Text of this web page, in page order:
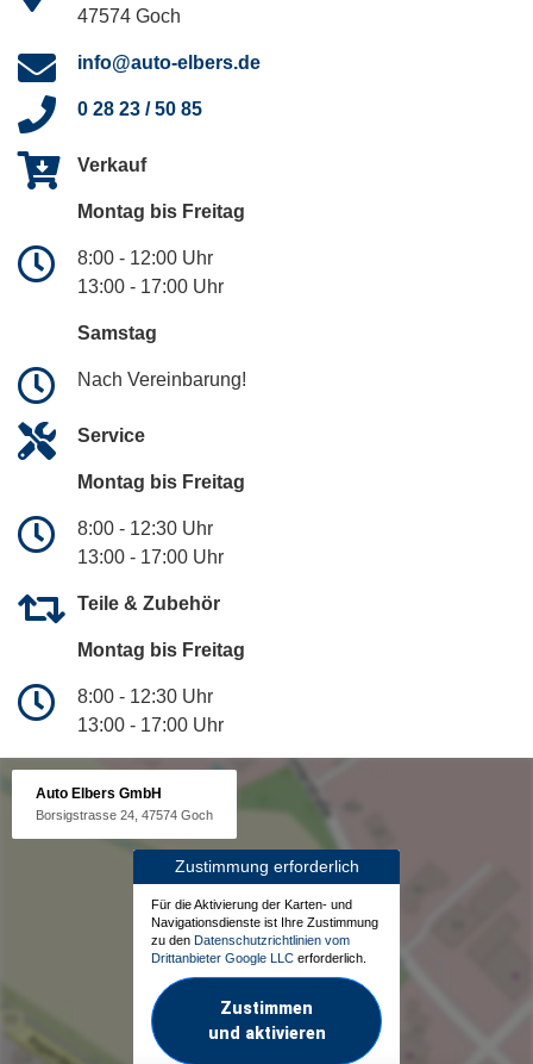
47574 Goch
info@auto-elbers.de
0 28 23 / 50 85
Verkauf
Montag bis Freitag
8:00 - 12:00 Uhr
13:00 - 17:00 Uhr
Samstag
Nach Vereinbarung!
Service
Montag bis Freitag
8:00 - 12:30 Uhr
13:00 - 17:00 Uhr
Teile & Zubehör
Montag bis Freitag
8:00 - 12:30 Uhr
13:00 - 17:00 Uhr
Auto Elbers GmbH
Borsigstrasse 24, 47574 Goch
Zustimmung erforderlich
Für die Aktivierung der Karten- und
Navigationsdienste ist Ihre Zustimmung
zu den Datenschutzrichtlinien vom
Drittanbieter Google LLC erforderlich.
Zustimmen
und aktivieren